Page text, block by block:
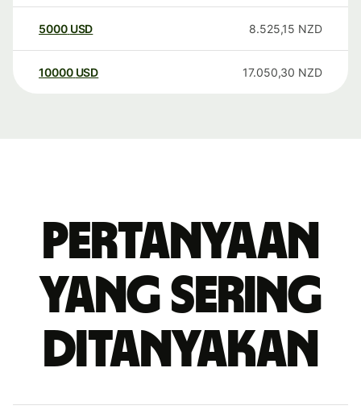
5000 USD 8.525,15 NZD
10000 USD 17.050,30 NZD
Pertanyaan
yang sering
ditanyakan